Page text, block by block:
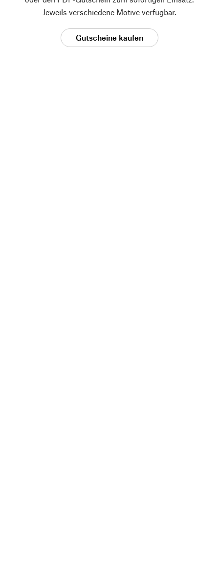
Jeweils verschiedene Motive verfügbar.
Gutscheine kaufen